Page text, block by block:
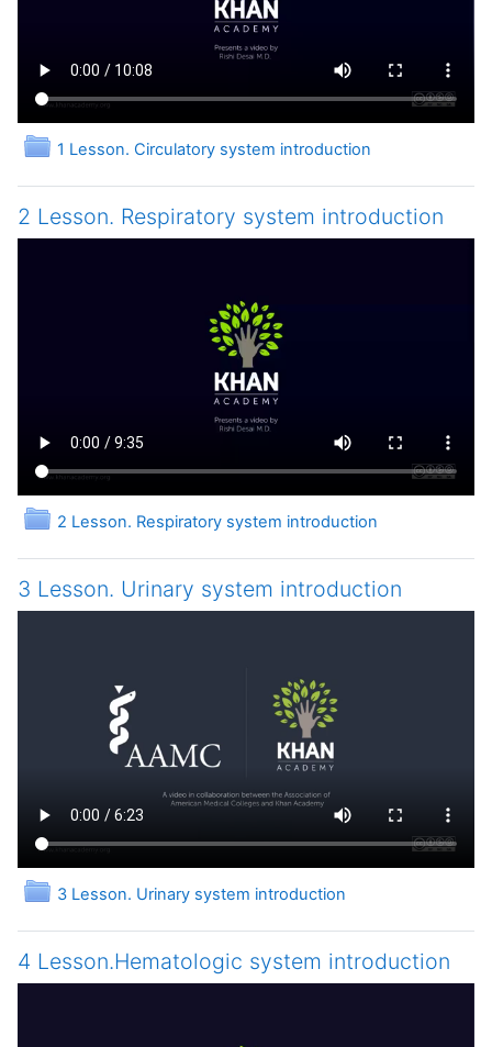
1 Lesson. Circulatory system introduction
Папка
2 Lesson. Respiratory system introduction
2 Lesson. Respiratory system introduction
Папка
3 Lesson. Urinary system introduction
3 Lesson. Urinary system introduction
Папка
4 Lesson.Hematologic system introduction